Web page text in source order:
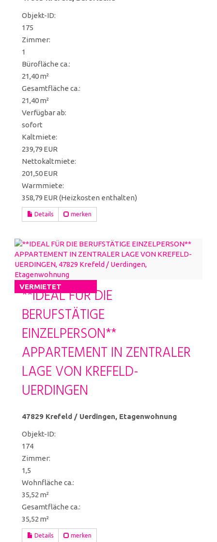
Objekt-ID:
175
Zimmer:
1
Bürofläche ca.:
21,40 m²
Gesamtfläche ca.:
21,40 m²
Verfügbar ab:
sofort
Kaltmiete:
239,79 EUR
Nettokaltmiete:
201,50 EUR
Warmmiete:
358,79 EUR (Heizkosten enthalten)
Details merken
VERMIETET
**IDEAL FÜR DIE
BERUFSTÄTIGE
EINZELPERSON**
APPARTEMENT IN ZENTRALER
LAGE VON KREFELD-
UERDINGEN
47829 Krefeld / Uerdingen, Etagenwohnung
Objekt-ID:
174
Zimmer:
1,5
Wohnfläche ca.:
35,52 m²
Gesamtfläche ca.:
35,52 m²
Details merken